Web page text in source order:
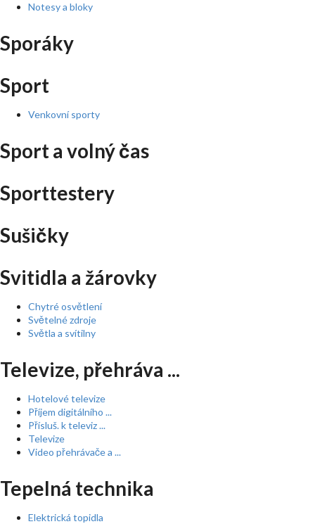
Notesy a bloky
Sporáky
Sport
Venkovní sporty
Sport a volný čas
Sporttestery
Sušičky
Svitidla a žárovky
Chytré osvětlení
Světelné zdroje
Světla a svítilny
Televize, přehráva ...
Hotelové televize
Příjem digitálního ...
Přísluš. k televiz ...
Televize
Video přehrávače a ...
Tepelná technika
Elektrická topidla